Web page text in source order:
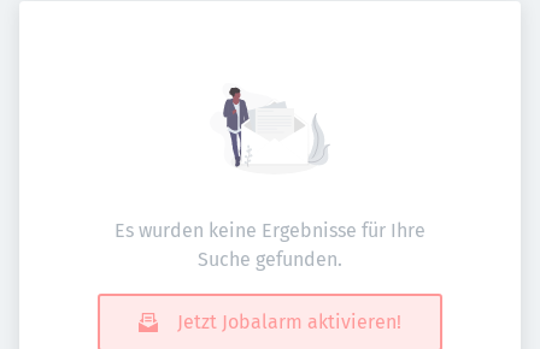
Es wurden keine Ergebnisse für Ihre
Suche gefunden.
Jetzt Jobalarm aktivieren!